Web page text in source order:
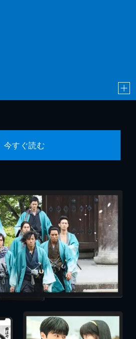
今すぐ読む